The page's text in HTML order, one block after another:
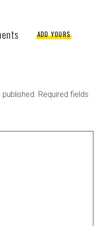
ADD YOURS
Required fields